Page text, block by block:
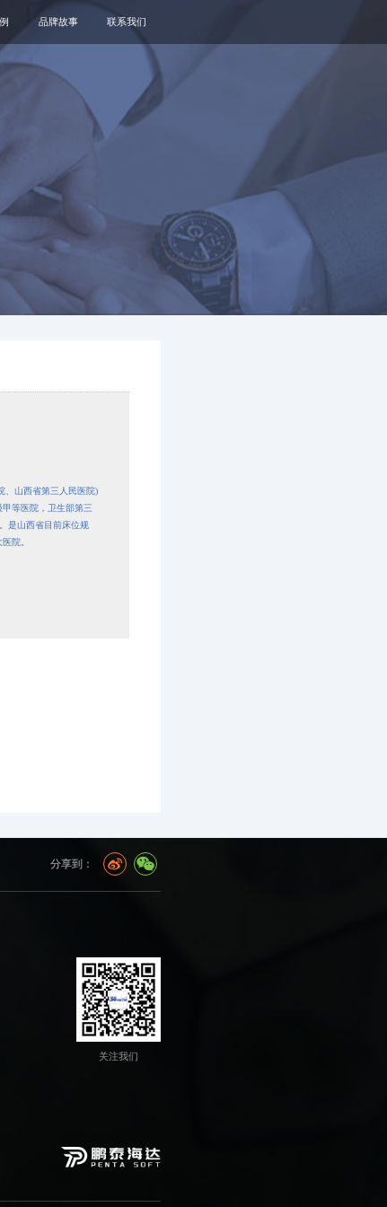
品牌故事
品牌资讯
联系我们
、山西省第三人民医院)
等医院，卫生部第三
是山西省目前床位规
院。
分享到：
关注我们